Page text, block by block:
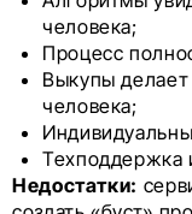
человека;
Процесс
Выкупы
человека;
Техподдержка
Недостатки: